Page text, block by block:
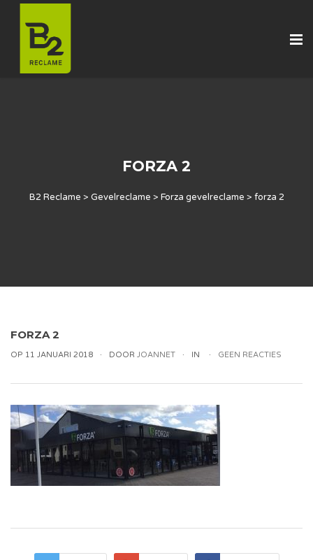
FORZA 2
B2 Reclame > Gevelreclame > Forza gevelreclame > forza 2
FORZA 2
OP 11 JANUARI 2018 DOOR JOANNET IN GEEN REACTIES